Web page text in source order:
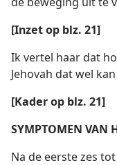
[Inzet op blz. 21]
Ik vertel haar dat
Jehovah dat wel kan
[Kader op blz. 21]
SYMPTOMEN VAN
Na de eerste zes